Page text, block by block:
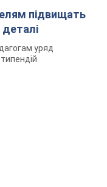
підвищать
уряд